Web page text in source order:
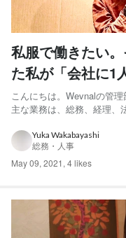
私服で働きたい
た私が「会社に1
までに成長した
こんにちは。Wevnalの管
主な業務は、総務、経理、
す。まさに「なんでも屋さ
ん。でも何でもやります！
Yuka Wakabayashi
総務・人事
May 09, 2021 , 4 likes